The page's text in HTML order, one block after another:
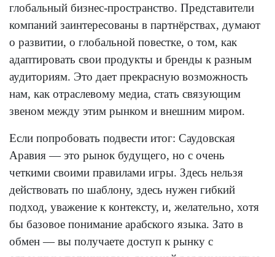
глобальный бизнес-пространство. Представители
компаний заинтересованы в партнёрствах, думают
о развитии, о глобальной повестке, о том, как
адаптировать свои продукты и бренды к разным
аудиториям. Это дает прекрасную возможность
нам, как отраслевому медиа, стать связующим
звеном между этим рынком и внешним миром.
Если попробовать подвести итог: Саудовская
Аравия — это рынок будущего, но с очень
четкими своими правилами игры. Здесь нельзя
действовать по шаблону, здесь нужен гибкий
подход, уважение к контексту, и, желательно, хотя
бы базовое понимание арабского языка. Зато в
обмен — вы получаете доступ к рынку с